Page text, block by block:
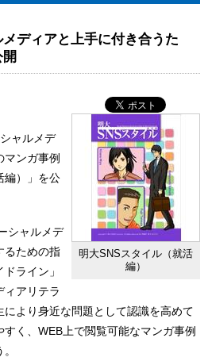
ディアと上手に付き合うた
明大SNSスタイル（就活
編）
ャルメデ
マンガ事例
編）」を公
シャルメデ
るための指
ライン」
ィアリテラ
より身近な問題として認識を高めて
く、WEB上で閲覧可能なマンガ事例